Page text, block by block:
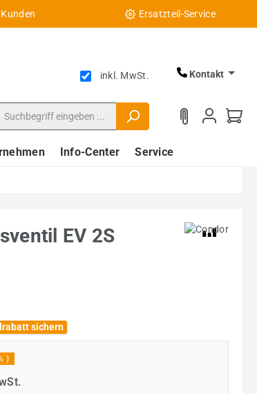
Ersatzteil-Service
inkl. MwSt. Kontakt
Info-Center Service
EV 2S
sichern
)